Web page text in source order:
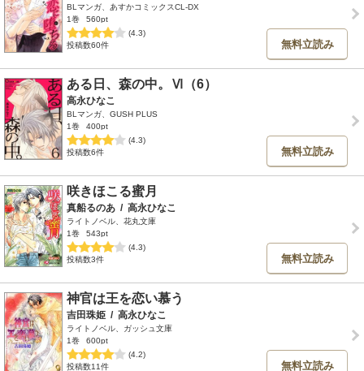
BLマンガ、あすかコミックスCL-DX
1巻
560pt
(4.3)
投稿数60件
無料立読み
ある日、森の中。Ⅵ（6）
高永ひなこ
BLマンガ、GUSH PLUS
1巻
400pt
(4.3)
投稿数6件
無料立読み
咲きほこる蜜月
真船るのあ / 高永ひなこ
ライトノベル、花丸文庫
1巻
543pt
(4.3)
投稿数3件
無料立読み
神官は王を恋い慕う
吉田珠姫 / 高永ひなこ
ライトノベル、ガッシュ文庫
1巻
600pt
(4.2)
投稿数11件
無料立読み